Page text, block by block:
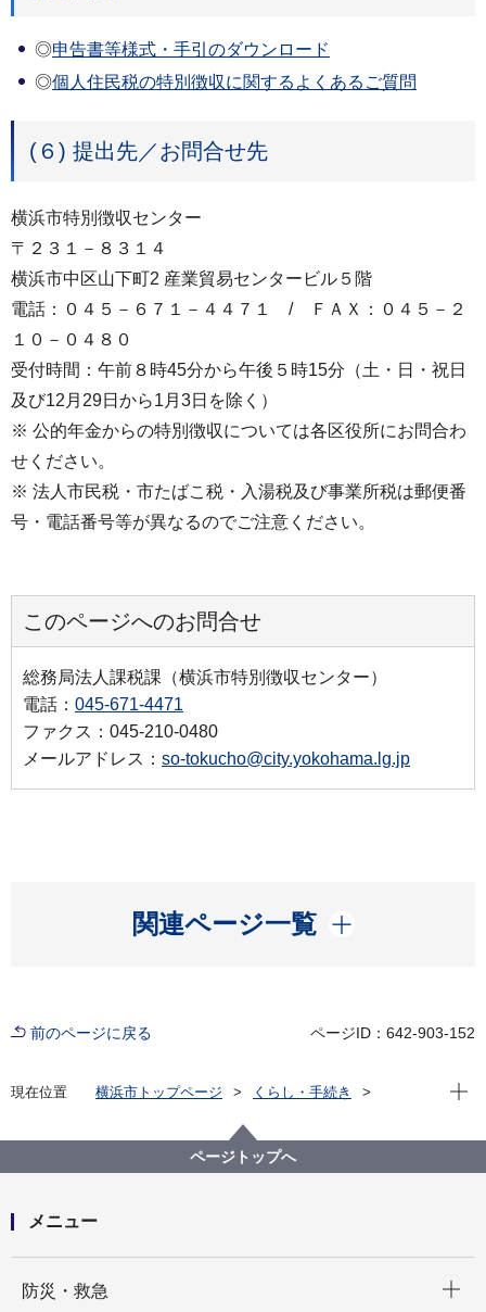
◎申告書等様式・手引のダウンロード
◎個人住民税の特別徴収に関するよくあるご質問
(６) 提出先／お問合せ先
横浜市特別徴収センター
〒２３１－８３１４
横浜市中区山下町2 産業貿易センタービル５階
電話：０４５－６７１－４４７１ / ＦＡＸ：０４５－２
１０－０４８０
受付時間：午前８時45分から午後５時15分（土・日・祝日
及び12月29日から1月3日を除く）
※ 公的年金からの特別徴収については各区役所にお問合わ
せください。
※ 法人市民税・市たばこ税・入湯税及び事業所税は郵便番
号・電話番号等が異なるのでご注意ください。
このページへのお問合せ
総務局法人課税課（横浜市特別徴収センター）
電話： 045-671-4471
ファクス：045-210-0480
メールアドレス： so-tokucho@city.yokohama.lg.jp
関連ページ一覧
開く
前のページに戻る ページID：642-903-152
現在位置 横浜市トップページ
くらし・手続き
横浜市の市税（事業者向け）
個人の市民税特別徴収に関すること
個人の市民税特別徴収に関する異動届・切替依頼書の
現在
ページトップへ
メニュー
防災・救急